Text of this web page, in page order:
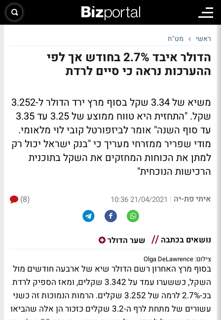
ראשי מט"ח
הדולר איבד 2.7% בחודש אך לפי
ההערכות נראה כי סיים לרדת
משיא של 3.34 שקל בסוף מרץ ירד הדולר ל-3.252
שקל. "התחזית היא טווח ממוצע של 3.25 עד 3.35
עד סוף השנה" אומר לביזפורטל קובי לוי מלאומי.
מודי שפריר ממזרחי מעריך כי "בנק ישראל יכול רק
למתן את הכוחות המחזקים את השקל בתוכנית
הרכישות הנוכחית"
איתי פת-יה |
21/04/2021 10:36
(8)
נושאים בכתבה שער הדולר
צילום: Olga DeLawrence
בסוף מרץ האחרון רשם הדולר שיא של ארבעה חודשים מול
השקל, כששערו עמד על 3.342 שקלים, ומאז הספיק לרדת
בכ-2.7% לרמה של 3.252 שקלים. הרמות הנמוכות זה כשני
עשורים של מתחת לרף ה-3.2 שקלים כזכור הן אלה שהביאו